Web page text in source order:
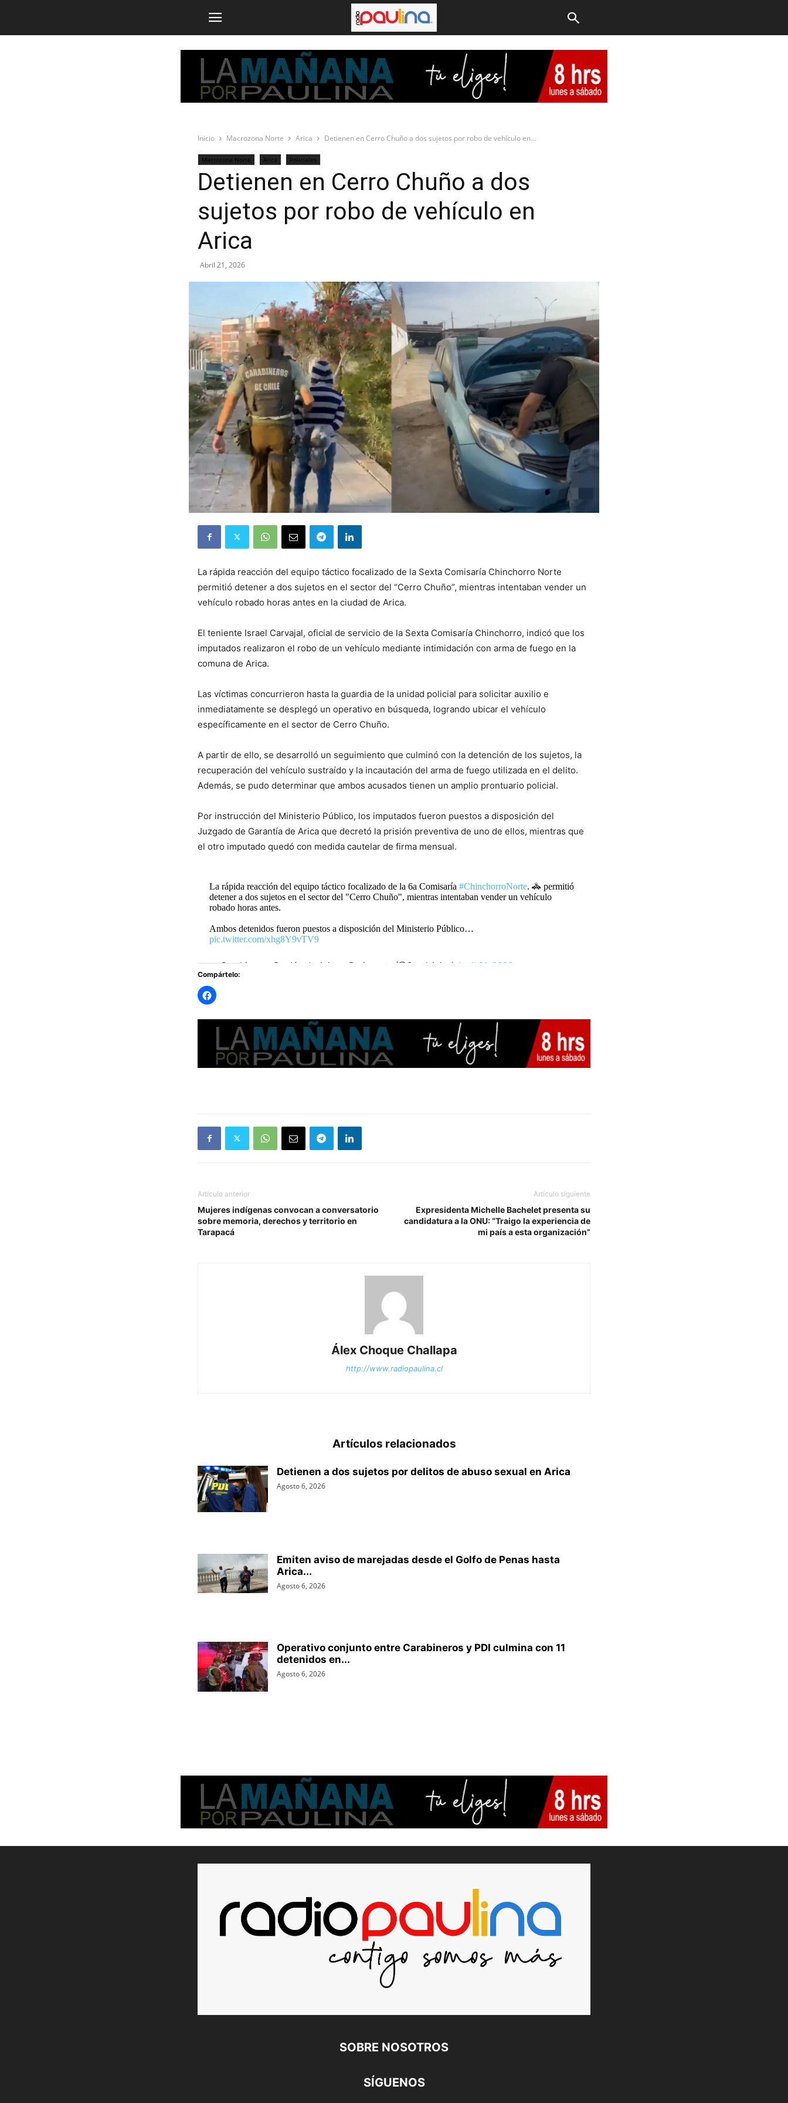
Inicio Macrozona Norte Arica Detienen en Cerro Chuño a dos sujetos por robo de vehículo en...
Macrozona Norte Arica Policiales
Detienen en Cerro Chuño a dos
sujetos por robo de vehículo en
Arica
Abril 21, 2026
La rápida reacción del equipo táctico focalizado de la Sexta Comisaría Chinchorro Norte
permitió detener a dos sujetos en el sector del “Cerro Chuño”, mientras intentaban vender un
vehículo robado horas antes en la ciudad de Arica.
El teniente Israel Carvajal, oficial de servicio de la Sexta Comisaría Chinchorro, indicó que los
imputados realizaron el robo de un vehículo mediante intimidación con arma de fuego en la
comuna de Arica.
Las víctimas concurrieron hasta la guardia de la unidad policial para solicitar auxilio e
inmediatamente se desplegó un operativo en búsqueda, logrando ubicar el vehículo
específicamente en el sector de Cerro Chuño.
A partir de ello, se desarrolló un seguimiento que culminó con la detención de los sujetos, la
recuperación del vehículo sustraído y la incautación del arma de fuego utilizada en el delito.
Además, se pudo determinar que ambos acusados tienen un amplio prontuario policial.
Por instrucción del Ministerio Público, los imputados fueron puestos a disposición del
Juzgado de Garantía de Arica que decretó la prisión preventiva de uno de ellos, mientras que
el otro imputado quedó con medida cautelar de firma mensual.
La rápida reacción del equipo táctico focalizado de la 6a Comisaría#ChinchorroNorte. 🚓 permitió
detener a dos sujetos en el sector del "Cerro Chuño", mientras intentaban vender un vehículo
robado horas antes.
Ambos detenidos fueron puestos a disposición del Ministerio Público…
pic.twitter.com/xhg8Y9vTV9
— Carabineros Región de Arica y Parinacota (@CarabArica) April 21, 2026
Compártelo:
Artículo anterior
Mujeres indígenas convocan a conversatorio
sobre memoria, derechos y territorio en
Tarapacá
Artículo siguiente
Expresidenta Michelle Bachelet presenta su
candidatura a la ONU: “Traigo la experiencia de
mi país a esta organización”
Álex Choque Challapa
http://www.radiopaulina.cl
Artículos relacionados
Detienen a dos sujetos por delitos de abuso sexual en Arica
Agosto 6, 2026
Emiten aviso de marejadas desde el Golfo de Penas hasta
Arica...
Agosto 6, 2026
Operativo conjunto entre Carabineros y PDI culmina con 11
detenidos en...
Agosto 6, 2026
SOBRE NOSOTROS
SÍGUENOS